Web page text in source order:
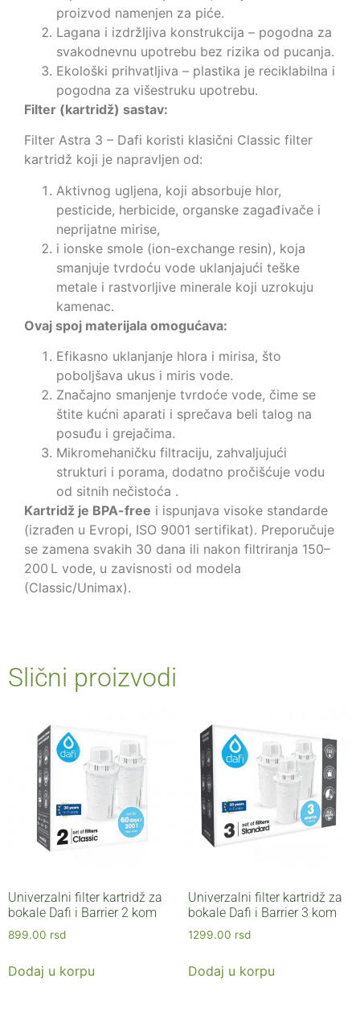
proizvod namenjen za piće.
Lagana i izdržljiva konstrukcija – pogodna za
svakodnevnu upotrebu bez rizika od pucanja.
Ekološki prihvatljiva – plastika je reciklabilna i
pogodna za višestruku upotrebu.
Filter (kartridž) sastav:
Filter Astra 3 – Dafi koristi klasični Classic filter
kartridž koji je napravljen od:
Aktivnog ugljena, koji absorbuje hlor,
pesticide, herbicide, organske zagađivače i
neprijatne mirise,
i ionske smole (ion-exchange resin), koja
smanjuje tvrdoću vode uklanjajući teške
metale i rastvorljive minerale koji uzrokuju
kamenac.
Ovaj spoj materijala omogućava:
Efikasno uklanjanje hlora i mirisa, što
poboljšava ukus i miris vode.
Značajno smanjenje tvrdoće vode, čime se
štite kućni aparati i sprečava beli talog na
posuđu i grejačima.
Mikromehaničku filtraciju, zahvaljujući
strukturi i porama, dodatno pročišćuje vodu
od sitnih nečistoća .
Kartridž je BPA-free i ispunjava visoke standarde
(izrađen u Evropi, ISO 9001 sertifikat). Preporučuje
se zamena svakih 30 dana ili nakon filtriranja 150–
200 L vode, u zavisnosti od modela
(Classic/Unimax).
Slični proizvodi
Univerzalni filter kartridž za
bokale Dafi i Barrier 2 kom
899.00 rsd
Dodaj u korpu
Univerzalni filter kartridž za
bokale Dafi i Barrier 3 kom
1299.00 rsd
Dodaj u korpu